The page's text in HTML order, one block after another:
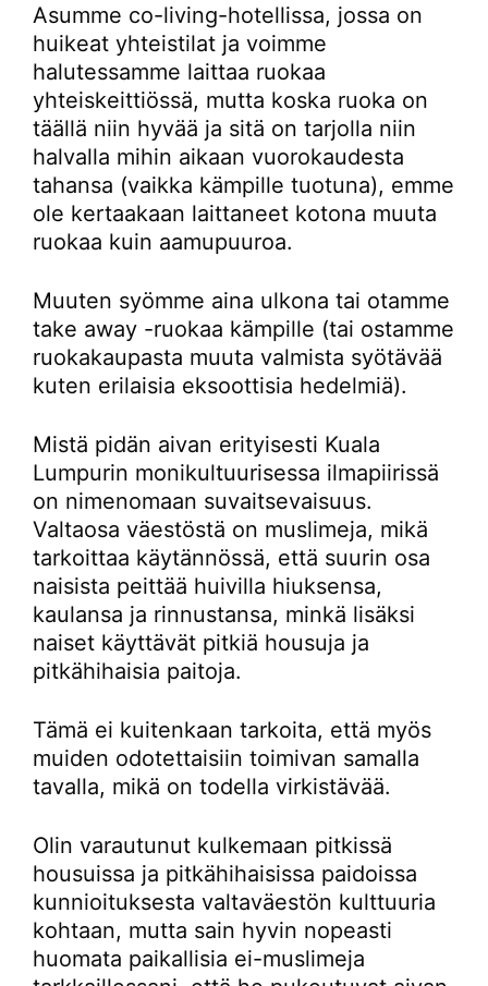
Asumme co-living-hotellissa, jossa on
huikeat yhteistilat ja voimme
halutessamme laittaa ruokaa
yhteiskeittiössä, mutta koska ruoka on
täällä niin hyvää ja sitä on tarjolla niin
halvalla mihin aikaan vuorokaudesta
tahansa (vaikka kämpille tuotuna), emme
ole kertaakaan laittaneet kotona muuta
ruokaa kuin aamupuuroa.
Muuten syömme aina ulkona tai otamme
take away -ruokaa kämpille (tai ostamme
ruokakaupasta muuta valmista syötävää
kuten erilaisia eksoottisia hedelmiä).
Mistä pidän aivan erityisesti Kuala
Lumpurin monikultuurisessa ilmapiirissä
on nimenomaan suvaitsevaisuus.
Valtaosa väestöstä on muslimeja, mikä
tarkoittaa käytännössä, että suurin osa
naisista peittää huivilla hiuksensa,
kaulansa ja rinnustansa, minkä lisäksi
naiset käyttävät pitkiä housuja ja
pitkähihaisia paitoja.
Tämä ei kuitenkaan tarkoita, että myös
muiden odotettaisiin toimivan samalla
tavalla, mikä on todella virkistävää.
Olin varautunut kulkemaan pitkissä
housuissa ja pitkähihaisissa paidoissa
kunnioituksesta valtaväestön kulttuuria
kohtaan, mutta sain hyvin nopeasti
huomata paikallisia ei-muslimeja